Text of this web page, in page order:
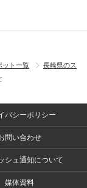
ット一覧
長崎県のス
バシーポリシー
問い合わせ
シュ通知について
媒体資料